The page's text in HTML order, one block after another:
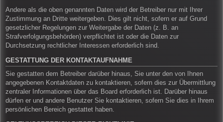
Andere als die oben genannten Daten wird der Betreiber nur mit Ihrer
Zustimmung an Dritte weitergeben. Dies gilt nicht, sofern er auf Grund
gesetzlicher Regelungen zur Weitergabe der Daten (z. B. an
Strafverfolgungsbehörden) verpflichtet ist oder die Daten zur
Durchsetzung rechtlicher Interessen erforderlich sind.
GESTATTUNG DER KONTAKTAUFNAHME
Sie gestatten dem Betreiber darüber hinaus, Sie unter den von Ihnen
angegebenen Kontaktdaten zu kontaktieren, sofern dies zur Übermittlung
zentraler Informationen über das Board erforderlich ist. Darüber hinaus
dürfen er und andere Benutzer Sie kontaktieren, sofern Sie dies in Ihrem
persönlichen Bereich gestattet haben.